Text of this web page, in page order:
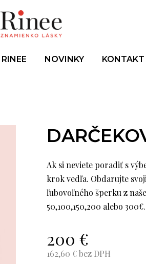
NOVINKY KONTAKT
Ak si neviete poradiť s
krok vedľa. Obdarujte
ľubovoľného šperku z
50,100,150,200 alebo 300€.
200 €
162,60 € bez DPH